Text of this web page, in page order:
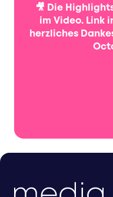
🎥 Die
im Video. Link
herzliches